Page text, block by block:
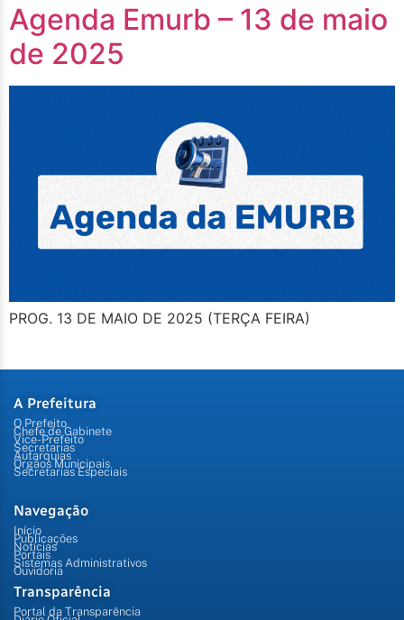
Agenda Emurb – 13 de maio
de 2025
PROG. 13 DE MAIO DE 2025 (TERÇA FEIRA)
A Prefeitura
O Prefeito
Chefe de Gabinete
Vice-Prefeito
Secretarias
Autarquias
Órgãos Municipais
Secretarias Especiais
Navegação
Início
Publicações
Notícias
Portais
Sistemas Administrativos
Ouvidoria
Transparência
Portal da Transparência